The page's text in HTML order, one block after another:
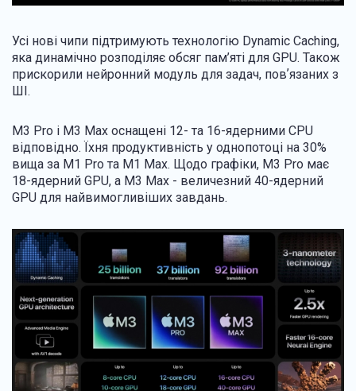
Усі нові чипи підтримують технологію Dynamic Caching,
яка динамічно розподіляє обсяг пам’яті для GPU. Також
прискорили нейронний модуль для задач, повʼязаних з
ШІ.
M3 Pro і M3 Max оснащені 12- та 16-ядерними CPU
відповідно. Їхня продуктивність у однопотоці на 30%
вища за M1 Pro та M1 Max. Щодо графіки, M3 Pro має
18-ядерний GPU, а M3 Max - величезний 40-ядерний
GPU для найвимогливіших завдань.